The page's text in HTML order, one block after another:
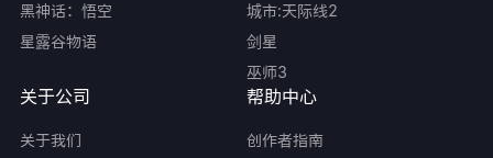
黑神话：悟空
星露谷物语
城市:天际线2
剑星
巫师3
关于公司
关于我们
帮助中心
创作者指南